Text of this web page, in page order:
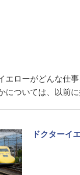
ローがどんな仕
については、以前
ドクターイ